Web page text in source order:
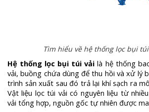
Tìm hiểu về hệ thống lọc bụi
Hệ thống lọc bụi túi vảilà hệ thống
vải, buồng chứa dùng để thu hồi và xử lý
trình sản xuất sau đó trả lại khí sạch ra
Vật liệu lọc túi vải có nguyên liệu từ
vải tổng hợp, nguồn gốc tự nhiên được